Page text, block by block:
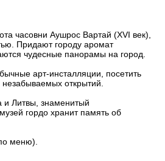
часовни Аушрос Вартай (XVI век),
Придают городу аромат
чудесные панорамы на город.
арт-инсталляции, посетить
открытий.
и Литвы, знаменитый
гордо хранит память об
меню).